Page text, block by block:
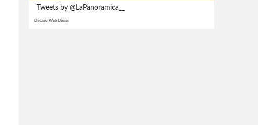
Tweets by @LaPanoramica__
Chicago Web Design